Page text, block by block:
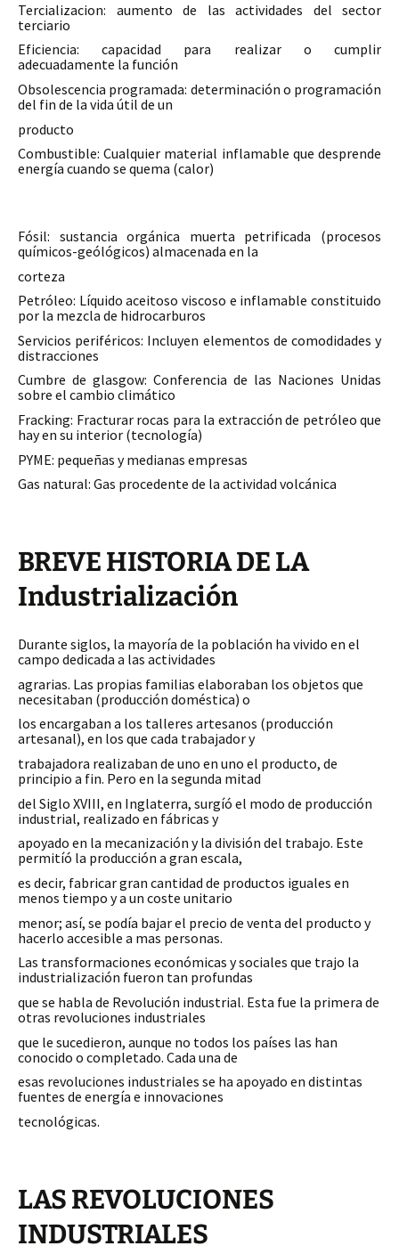
Tercializacion: aumento de las actividades del sector
terciario
Eficiencia: capacidad para realizar o cumplir
adecuadamente la función
Obsolescencia programada: determinación o programación
del fin de la vida útil de un
producto
Combustible: Cualquier material inflamable que desprende
energía cuando se quema (calor)
Fósil: sustancia orgánica muerta petrificada (procesos
químicos-geólógicos) almacenada en la
corteza
Petróleo: Líquido aceitoso viscoso e inflamable constituido
por la mezcla de hidrocarburos
Servicios periféricos: Incluyen elementos de comodidades y
distracciones
Cumbre de glasgow: Conferencia de las Naciones Unidas
sobre el cambio climático
Fracking: Fracturar rocas para la extracción de petróleo que
hay en su interior (tecnología)
PYME: pequeñas y medianas empresas
Gas natural: Gas procedente de la actividad volcánica
BREVE HISTORIA DE LA
Industrialización
Durante siglos, la mayoría de la población ha vivido en el
campo dedicada a las actividades
agrarias. Las propias familias elaboraban los objetos que
necesitaban (producción doméstica) o
los encargaban a los talleres artesanos (producción
artesanal), en los que cada trabajador y
trabajadora realizaban de uno en uno el producto, de
principio a fin. Pero en la segunda mitad
del Siglo XVIII, en Inglaterra, surgíó el modo de producción
industrial, realizado en fábricas y
apoyado en la mecanización y la división del trabajo. Este
permitíó la producción a gran escala,
es decir, fabricar gran cantidad de productos iguales en
menos tiempo y a un coste unitario
menor; así, se podía bajar el precio de venta del producto y
hacerlo accesible a mas personas.
Las transformaciones económicas y sociales que trajo la
industrialización fueron tan profundas
que se habla de Revolución industrial. Esta fue la primera de
otras revoluciones industriales
que le sucedieron, aunque no todos los países las han
conocido o completado. Cada una de
esas revoluciones industriales se ha apoyado en distintas
fuentes de energía e innovaciones
tecnológicas.
LAS REVOLUCIONES
INDUSTRIALES